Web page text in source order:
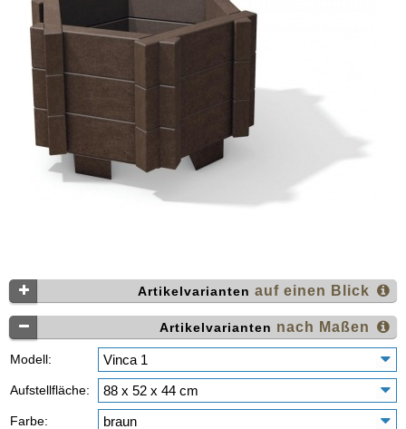
Artikelvarianten auf einen Blick
Artikelvarianten nach Maßen
Modell:
Aufstellfläche:
Farbe: